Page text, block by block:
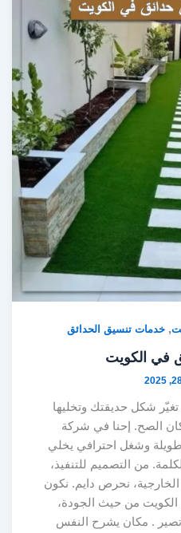
,خدمات تنسيق الحدائق
في الكويت
شكل حديقتك وتخليها
الصح. إحنا في شركة
وشغل احترافي يخلي
من التصميم للتنفيذ،
الخارجية، نحرص دايم. نكون
من حيث الجودة،
تصير . مكان يشرح النفس